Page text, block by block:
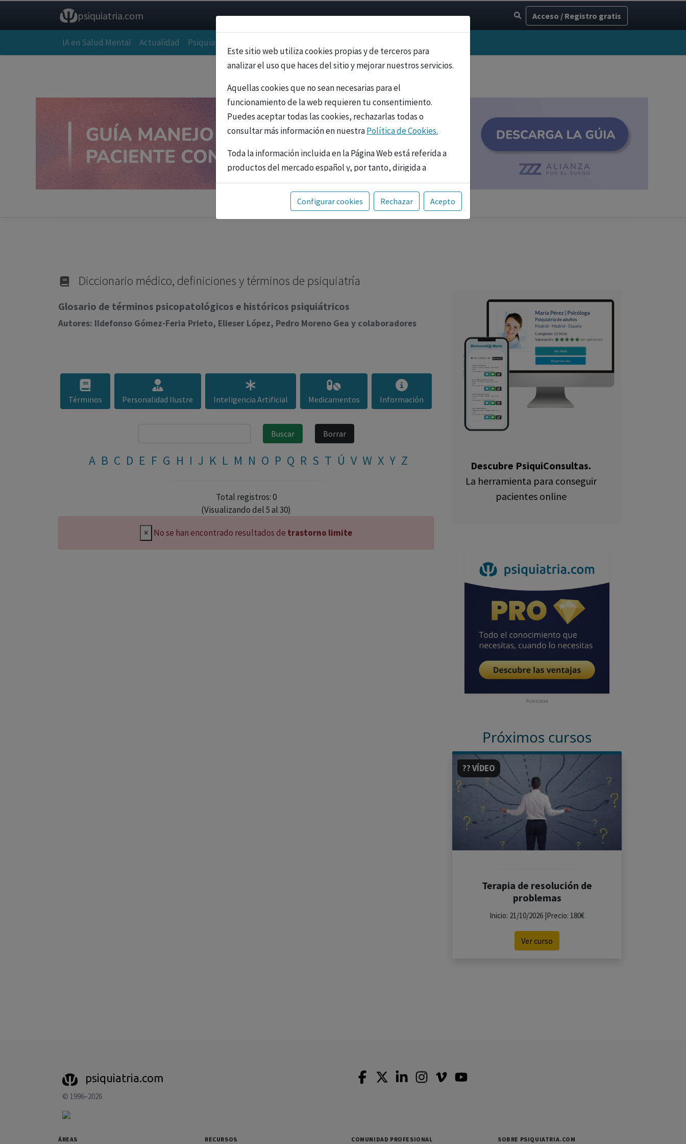
psiquiatria.com Acceso / Registro gratis
IA en Salud Mental Actualidad Psiquiatría
Este sitio web utiliza cookies propias y de terceros para
analizar el uso que haces del sitio y mejorar nuestros servicios.
Aquellas cookies que no sean necesarias para el
funcionamiento de la web requieren tu consentimiento.
Puedes aceptar todas las cookies, rechazarlas todas o
consultar más información en nuestraPolítica de Cookies.
Toda la información incluida en la Página Web está referida a
productos del mercado español y, por tanto, dirigida a
profesionales sanitarios legalmente facultados para
prescribir o dispensar medicamentos con ejercicio
profesional. La información técnica de los fármacos se facilita
Configurar cookies Rechazar Acepto
Diccionario médico, definiciones y términos de psiquiatría
Glosario de términos psicopatológicos e históricos psiquiátricos
Autores: Ildefonso Gómez-Feria Prieto, Elieser López, Pedro Moreno Gea y colaboradores
Términos Personalidad Ilustre Inteligencia Artificial Medicamentos Información
A B C D E F G H I J K L M N O P Q R S T Ú V W X Y Z
Total registros: 0
(Visualizando del 5 al 30)
× No se han encontrado resultados de trastorno limite
Descubre PsiquiConsultas.
La herramienta para conseguir
pacientes online
Publicidad
Próximos cursos
?? VÍDEO
Terapia de resolución de
problemas
Inicio: 21/10/2026 |Precio: 180€
Ver curso
psiquiatria.com
© 1996–2026
ÁREAS RECURSOS COMUNIDAD PROFESIONAL SOBRE PSIQUIATRIA.COM